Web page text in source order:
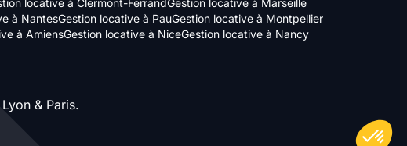
locative à Clermont-FerrandGestion locative à Marseille
à NantesGestion locative à PauGestion locative à Montpellier
à AmiensGestion locative à NiceGestion locative à Nancy
& Paris.Axeptio consent
Plateforme de Gestion du Consentement : Personnalisez vos Options
Notre plateforme vous permet d'adapter et de gérer vos